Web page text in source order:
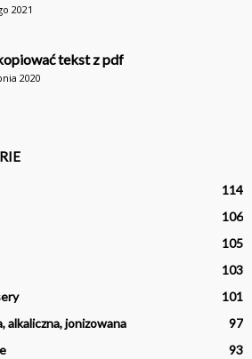
2021
tekst z pdf
2020
114
106
105
103
101
alkaliczna, jonizowana
97
93